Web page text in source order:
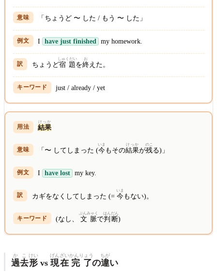
「ちょうど 〜 した / もう 〜 した」
I have just finished my homework.
ちょうど宿題
しゅくだい
を終
お
えた。
just / already / yet
結果
けっか
「〜 してしまった (今
いま
もその結果
けっか
が残
のこ
る)」
I have lost my key.
カギをなくしてしまった (=今
いま
もない)。
(なし、文脈
ぶんみゃく
で判断
はんだん
)
過去
かこ
形
けい
vs 現在
げんざい
完了
かんりょう
の違
ちが
い